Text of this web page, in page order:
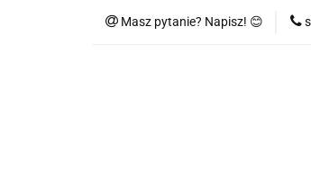
Masz pytanie? Napisz! 😊